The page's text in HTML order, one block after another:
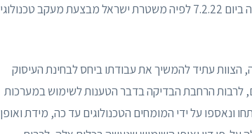
הבדיקה בוצעה רק באמצעים טכנולוגיים, וביחס לטענה שפורסמה ביום 7.2.22 לפיה משטרת ישראל מבצעת מעקב טכנולוגי
הצוות עתיד להמשיך את עבודתו ביחס לבחינת העיסוק
לרבות הרחבת הבדיקה בדבר הטענות לשימוש במערכות
על ידי המומחים הטכנולוגים עד כה, מידת ואופן